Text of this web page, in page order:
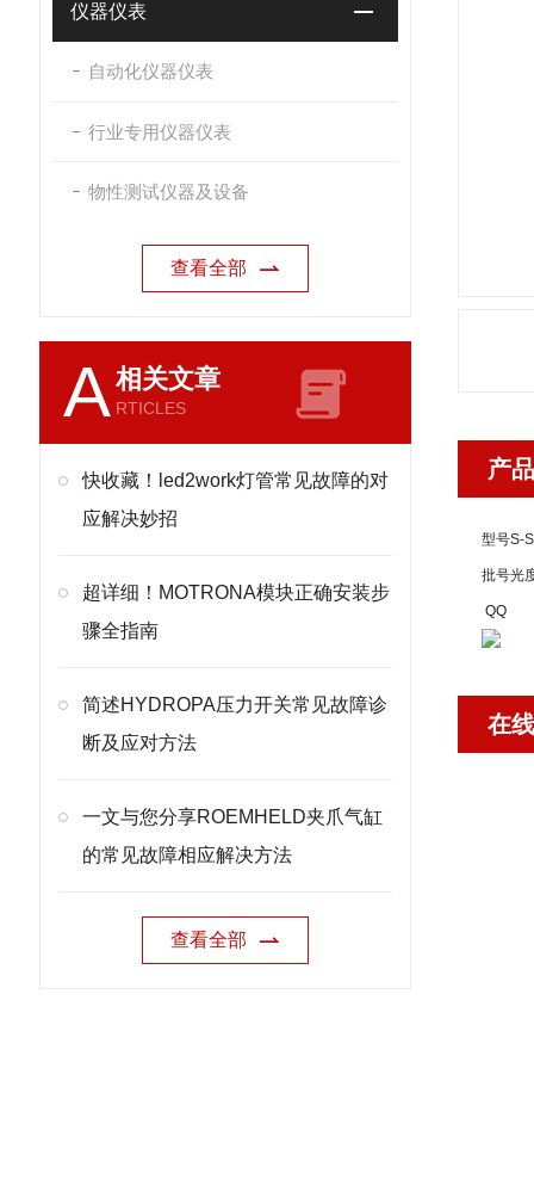
仪器仪表
自动化仪器仪表
行业专用仪器仪表
物性测试仪器及设备
查看全部
A相关文章
RTICLES
快收藏！led2work灯管常见故障的对
应解决妙招
超详细！MOTRONA模块正确安装步
骤全指南
简述HYDROPA压力开关常见故障诊
断及应对方法
一文与您分享ROEMHELD夹爪气缸
的常见故障相应解决方法
查看全部
产
型号S-
批号光
QQ
在